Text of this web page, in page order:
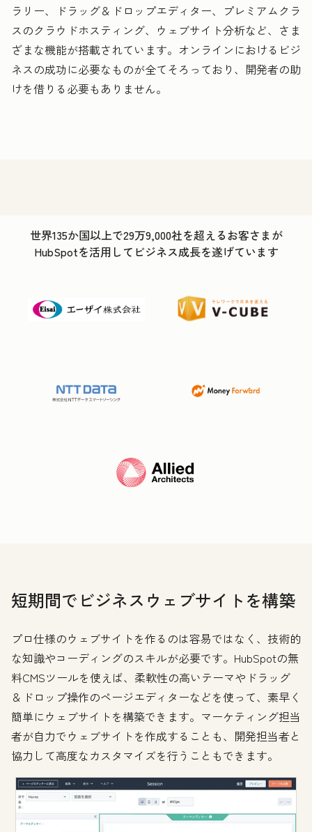
ラリー、ドラッグ＆ドロップエディター、プレミアムクラ
スのクラウドホスティング、ウェブサイト分析など、さま
ざまな機能が搭載されています。オンラインにおけるビジ
ネスの成功に必要なものが全てそろっており、開発者の助
けを借りる必要もありません。
世界135か国以上で29万9,000社を超えるお客さまが
HubSpotを活用してビジネス成長を遂げています
短期間でビジネスウェブサイトを構築
プロ仕様のウェブサイトを作るのは容易ではなく、技術的
な知識やコーディングのスキルが必要です。HubSpotの無
料CMSツールを使えば、柔軟性の高いテーマやドラッグ
＆ドロップ操作のページエディターなどを使って、素早く
簡単にウェブサイトを構築できます。マーケティング担当
者が自力でウェブサイトを作成することも、開発担当者と
協力して高度なカスタマイズを行うこともできます。